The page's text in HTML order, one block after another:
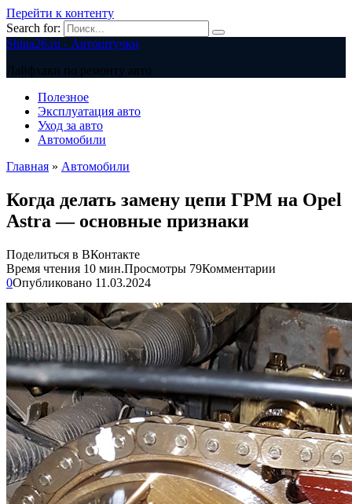
Перейти к контенту
Search for:
Shina26.ru - Автоштучки
Лайфхаки по ремонту авто
Полезное
Эксплуатация авто
Уход за авто
Автомобили
Главная » Автомобили
Когда делать замену цепи ГРМ на Opel
Astra — основные признаки
Поделиться в ВКонтакте
Время чтения 10 мин.Просмотры 79Комментарии
0Опубликовано 11.03.2024